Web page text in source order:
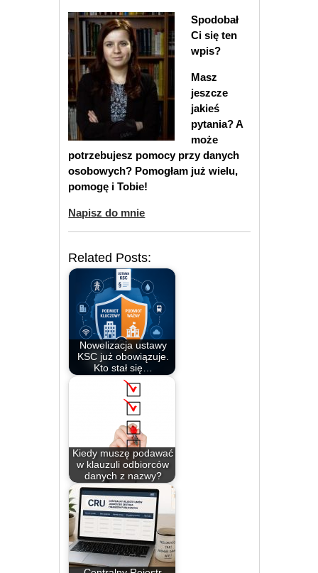
Spodobał
Ci się ten
wpis?
Masz
jeszcze
jakieś
pytania? A
może
potrzebujesz pomocy przy danych
osobowych? Pomogłam już wielu,
pomogę i Tobie!
Napisz do mnie
Related Posts:
Nowelizacja ustawy
KSC już obowiązuje.
Kto stał się…
Kiedy muszę podawać
w klauzuli odbiorców
danych z nazwy?